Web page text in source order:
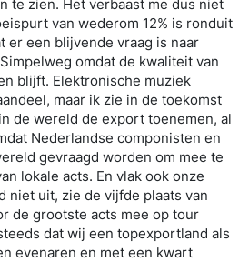
te zien. Het verbaast me dus niet
van wederom 12% is ronduit
er een blijvende vraag is naar
omdat de kwaliteit van
blijft. Elektronische muziek
maar ik zie in de toekomst
de wereld de export toenemen, al
Nederlandse componisten en
gevraagd worden om mee te
lokale acts. En vlak ook onze
niet uit, zie de vijfde plaats van
de grootste acts mee op tour
dat wij een topexportland als
evenaren en met een kwart